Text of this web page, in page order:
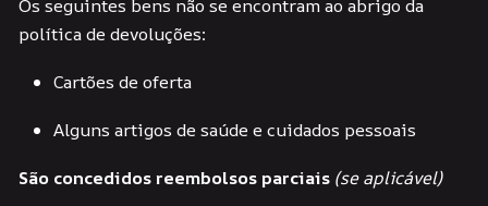
Os seguintes bens não se encontram ao abrigo da
política de devoluções:
Cartões de oferta
Alguns artigos de saúde e cuidados pessoais
São concedidos reembolsos parciais (se aplicável)